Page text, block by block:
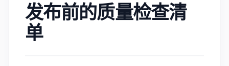
发布前的质量检查清
单